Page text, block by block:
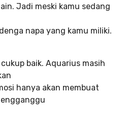
Jadi meski kamu sedang
napa yang kamu miliki.
baik. Aquarius masih
hanya akan membuat